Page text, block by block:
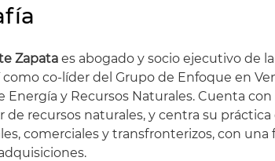
Zapata es abogado y socio ejecutivo de
como co-líder del Grupo de Enfoque en
Energía y Recursos Naturales. Cuenta
de recursos naturales, y centra su
comerciales y transfronterizos, con una